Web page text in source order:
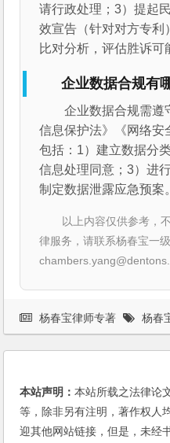
请行政处理；3）提起
效宣告（针对对方专利
比对分析，评估胜诉可
企业数据合规有
企业数据合规需遵
信息保护法》《网络安
包括：1）建立数据分
信息处理同意；3）进
制定数据泄露应急预案。
以上内容仅供参考，
律服务，请联系杨春宝一级
杨春宝律师专著 杨春
本站声明：本站所载之法律论
等，除非另有注明，著作权人
迎其他网站链接，但是，未经